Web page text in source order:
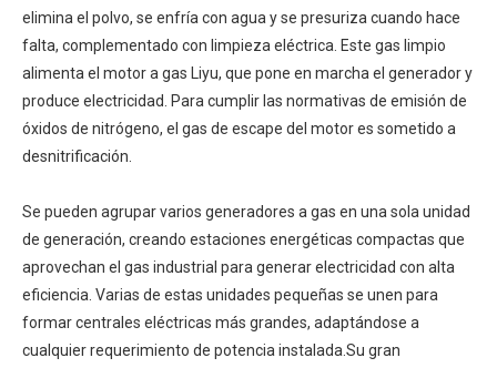
elimina el polvo, se enfría con agua y se presuriza cuando hace
falta, complementado con limpieza eléctrica. Este gas limpio
alimenta el motor a gas Liyu, que pone en marcha el generador y
produce electricidad. Para cumplir las normativas de emisión de
óxidos de nitrógeno, el gas de escape del motor es sometido a
desnitrificación.
Se pueden agrupar varios generadores a gas en una sola unidad
de generación, creando estaciones energéticas compactas que
aprovechan el gas industrial para generar electricidad con alta
eficiencia. Varias de estas unidades pequeñas se unen para
formar centrales eléctricas más grandes, adaptándose a
cualquier requerimiento de potencia instalada.Su gran